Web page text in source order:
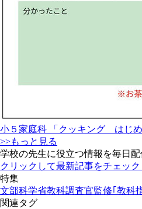
小５家庭科 「クッキング はじめ
>>もっと見る
学校の先生に役立つ情報を毎日配
クリックして最新記事をチェック
特集
文部科学省教科調査官監修｢教科
関連タグ